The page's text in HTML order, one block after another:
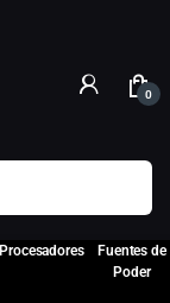
0
Procesadores
Fuentes de
Poder